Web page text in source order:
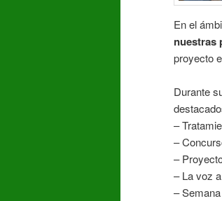
En el
nuestras
proyecto
Durante
–
–
–
– La voz
–